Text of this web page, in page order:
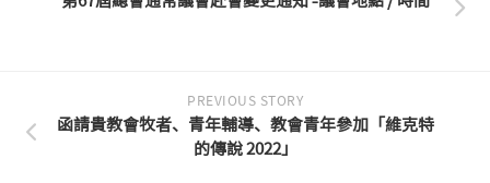
PREVIOUS STORY
函請貴教會牧者、青年輔導、教會青年參加「維克特
的傳說 2022」